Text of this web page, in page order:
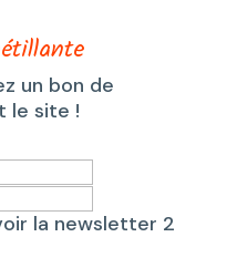
un bon de
le site !
la newsletter 2